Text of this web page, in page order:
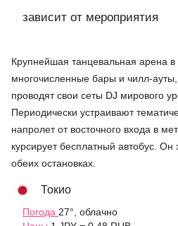
зависит от мероприятия
Крупнейшая танцевальная арена в
многочисленные бары и чилл-
проводят свои сеты DJ мирового
Периодически устраивают
напролет от восточного входа в
курсирует бесплатный автобус. Он
обеих остановках.
Токио
Погода 27°, облачно